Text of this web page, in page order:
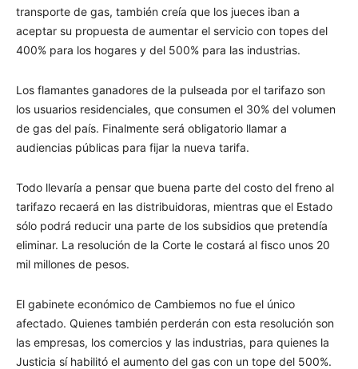
transporte de gas, también creía que los jueces iban a
aceptar su propuesta de aumentar el servicio con topes del
400% para los hogares y del 500% para las industrias.
Los flamantes ganadores de la pulseada por el tarifazo son
los usuarios residenciales, que consumen el 30% del volumen
de gas del país. Finalmente será obligatorio llamar a
audiencias públicas para fijar la nueva tarifa.
Todo llevaría a pensar que buena parte del costo del freno al
tarifazo recaerá en las distribuidoras, mientras que el Estado
sólo podrá reducir una parte de los subsidios que pretendía
eliminar. La resolución de la Corte le costará al fisco unos 20
mil millones de pesos.
El gabinete económico de Cambiemos no fue el único
afectado. Quienes también perderán con esta resolución son
las empresas, los comercios y las industrias, para quienes la
Justicia sí habilitó el aumento del gas con un tope del 500%.